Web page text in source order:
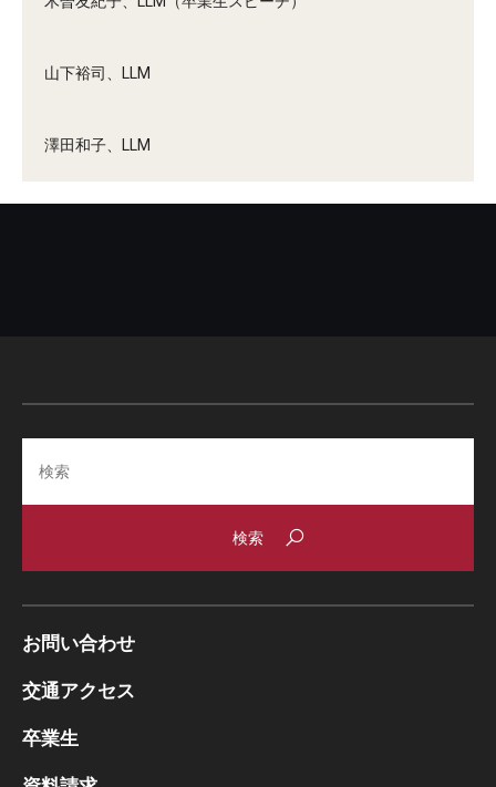
山下裕司、LLM
澤田和子、LLM
お問い合わせ
交通アクセス
卒業生